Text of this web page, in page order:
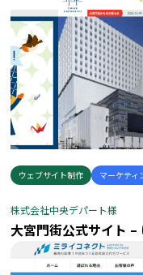
ウェブサイト制作 マーケティ
株式会社中央デパート様
大宮門街公式サイト